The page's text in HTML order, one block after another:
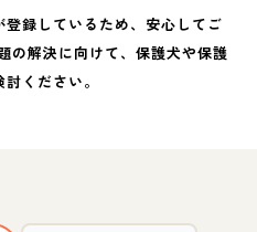
録しているため、安心してご
の解決に向けて、保護犬や保護
ください。